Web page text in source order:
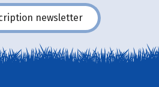
newsletter